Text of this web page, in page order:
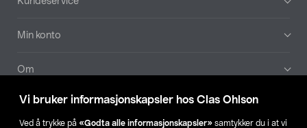
Vi bruker informasjonskapsler hos Clas Ohlson
Ved å trykke på «Godta alle informasjonskapsler» samtykker du i at vi
Min konto
Om
Aktuelt